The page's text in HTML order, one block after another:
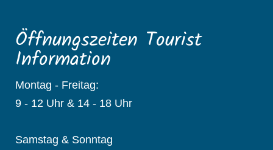
Öffnungszeiten Tourist
Information
Montag - Freitag:
9 - 12 Uhr & 14 - 18 Uhr
Samstag & Sonntag